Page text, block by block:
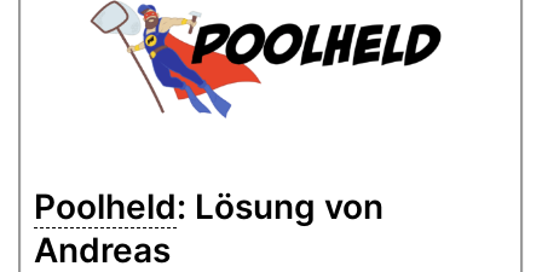
Poolheld: Lösung von
Andreas